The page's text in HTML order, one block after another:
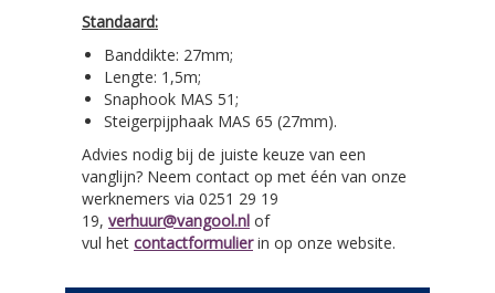
Standaard:
Banddikte: 27mm;
Lengte: 1,5m;
Snaphook MAS 51;
Steigerpijphaak MAS 65 (27mm).
Advies nodig bij de juiste keuze van een
vanglijn? Neem contact op met één van onze
werknemers via 0251 29 19
19, verhuur@vangool.nl of
vul het contactformulierin op onze website.